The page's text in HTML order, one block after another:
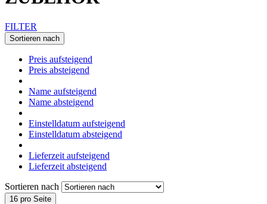
FILTER
Sortieren nach
Preis aufsteigend
Preis absteigend
Name aufsteigend
Name absteigend
Einstelldatum aufsteigend
Einstelldatum absteigend
Lieferzeit aufsteigend
Lieferzeit absteigend
Sortieren nach
16 pro Seite